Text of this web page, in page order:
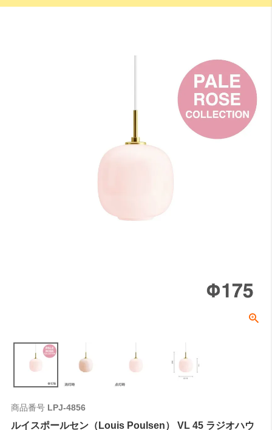
A：テーブルの高さ（床面からテーブル天板までの長さ）
床からテーブルの天板トップまでの高さになります。一般的なダイニ
ングテーブルの場合は70〜74cmが主流です。
B：テーブル天板から器具の下面（任意）
テーブル天板と器具の間の高さでこちらは任意の寸法となります。ル
イスポールセンでは、テーブル上の照度や、視界に入る照明器具が美
角型引掛シーリングやダクトレールなどの取付側のパーツの高さにな
ご注文時はこちらの数値をご記入ください。
商品番号 LPJ-4856
ルイスポールセン（Louis Poulsen） VL 45 ラジオハウ